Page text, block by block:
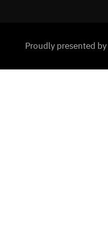
Proudly presented by